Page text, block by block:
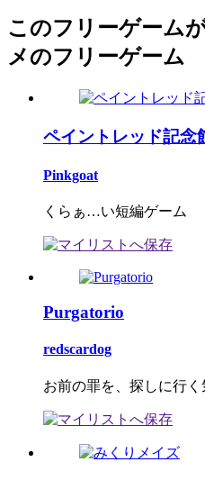
このフリーゲーム
メのフリーゲーム
ペイントレッド記念
Pinkgoat
くらぁ…い短編ゲーム
Purgatorio
redscardog
お前の罪を、探しに行